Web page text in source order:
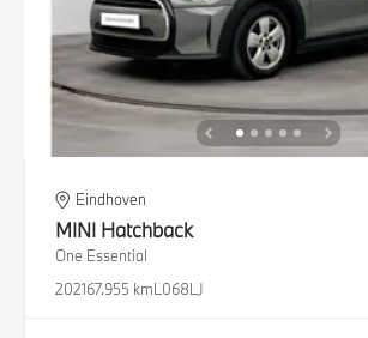
Eindhoven
MINI Hatchback
One Essential
202167.955 kmL068LJ